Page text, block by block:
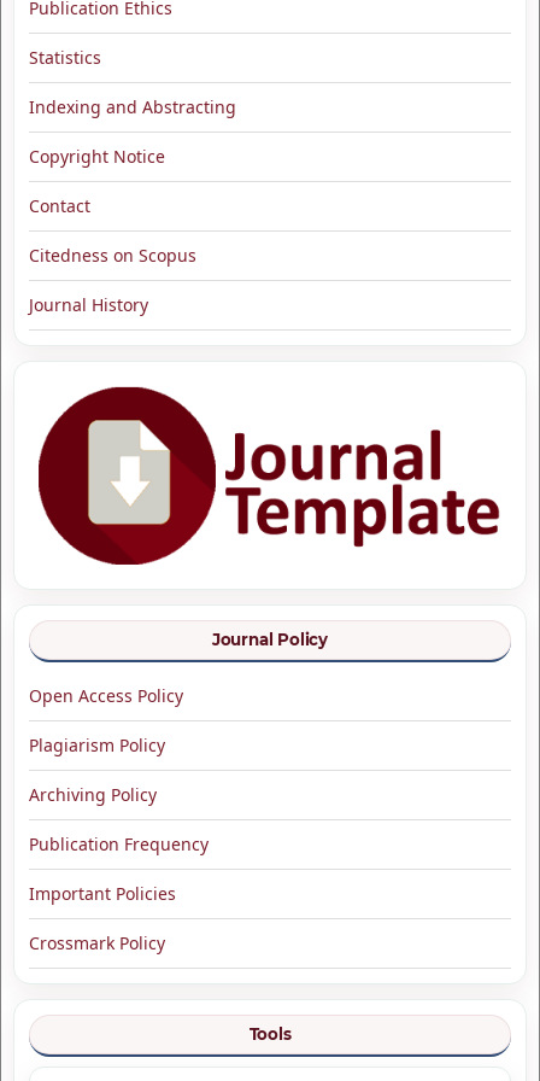
Publication Ethics
Statistics
Indexing and Abstracting
Copyright Notice
Contact
Citedness on Scopus
Journal History
Journal Policy
Open Access Policy
Plagiarism Policy
Archiving Policy
Publication Frequency
Important Policies
Crossmark Policy
Tools